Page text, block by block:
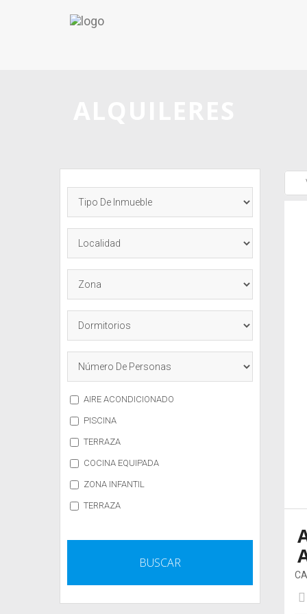
AIRE ACONDICIONADO
PISCINA
TERRAZA
COCINA EQUIPADA
ZONA INFANTIL
TERRAZA